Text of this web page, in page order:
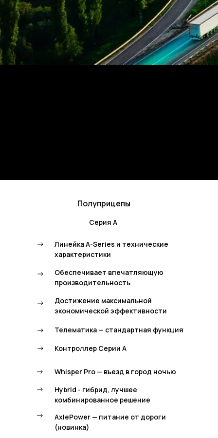
->
->
->
->
->
Полуприцепы
->
->
->
Серия А
Линейка A-Series и технические
характеристики
Обеспечивает впечатляющую
производительность
Достижение максимальной
экономической эффективности
Телематика — стандартная функция
Контроллер Серии А
Whisper Pro — въезд в город ночью
Hybrid - гибрид, лучшее
комбинированное решение
AxlePower — питание от дороги
(новинка)